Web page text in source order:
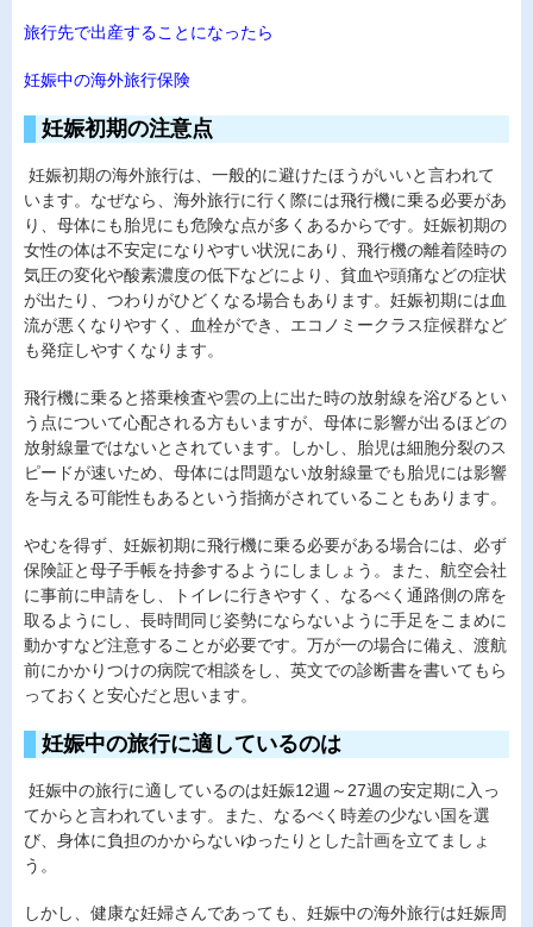
旅行先で出産することになったら
妊娠中の海外旅行保険
妊娠初期の注意点
妊娠初期の海外旅行は、一般的に避けたほうがいいと言われて
います。なぜなら、海外旅行に行く際には飛行機に乗る必要があ
り、母体にも胎児にも危険な点が多くあるからです。妊娠初期の
女性の体は不安定になりやすい状況にあり、飛行機の離着陸時の
気圧の変化や酸素濃度の低下などにより、貧血や頭痛などの症状
が出たり、つわりがひどくなる場合もあります。妊娠初期には血
流が悪くなりやすく、血栓ができ、エコノミークラス症候群など
も発症しやすくなります。
飛行機に乗ると搭乗検査や雲の上に出た時の放射線を浴びるとい
う点について心配される方もいますが、母体に影響が出るほどの
放射線量ではないとされています。しかし、胎児は細胞分裂のス
ピードが速いため、母体には問題ない放射線量でも胎児には影響
を与える可能性もあるという指摘がされていることもあります。
やむを得ず、妊娠初期に飛行機に乗る必要がある場合には、必ず
保険証と母子手帳を持参するようにしましょう。また、航空会社
に事前に申請をし、トイレに行きやすく、なるべく通路側の席を
取るようにし、長時間同じ姿勢にならないように手足をこまめに
動かすなど注意することが必要です。万が一の場合に備え、渡航
前にかかりつけの病院で相談をし、英文での診断書を書いてもら
っておくと安心だと思います。
妊娠中の旅行に適しているのは
妊娠中の旅行に適しているのは妊娠12週～27週の安定期に入っ
てからと言われています。また、なるべく時差の少ない国を選
び、身体に負担のかからないゆったりとした計画を立てましょ
う。
しかし、健康な妊婦さんであっても、妊娠中の海外旅行は妊娠周